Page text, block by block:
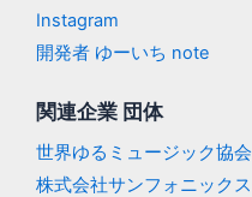
Instagram
開発者 ゆーいち note
関連企業 団体
世界ゆるミュージック協会
株式会社サンフォニックス